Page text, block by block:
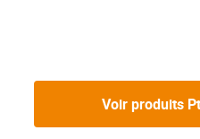
Voir produits